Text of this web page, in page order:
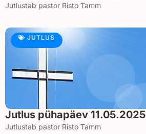
Jutlustab pastor Risto Tamm
Jutlus pühapäev 11.05.2025
Jutlustab pastor Risto Tamm
JUTLUS